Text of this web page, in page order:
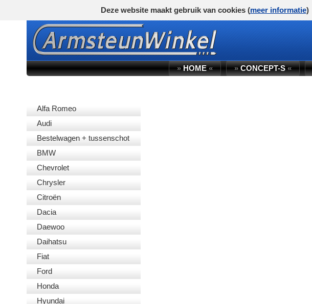
»HOME« »CONCEPT-S«
Alfa Romeo
Audi
Bestelwagen + tussenschot
BMW
Chevrolet
Chrysler
Citroën
Dacia
Daewoo
Daihatsu
Fiat
Ford
Honda
Hyundai
Deze website maakt gebruik van cookies (meer informatie)